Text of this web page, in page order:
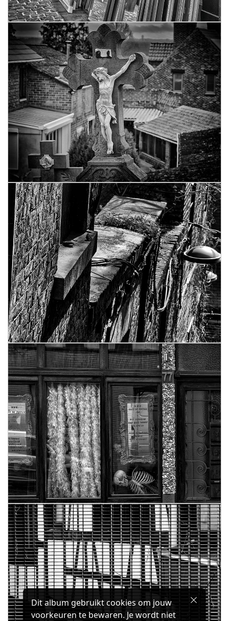
Dit album gebruikt cookies om jouw
voorkeuren te bewaren. Je wordt niet